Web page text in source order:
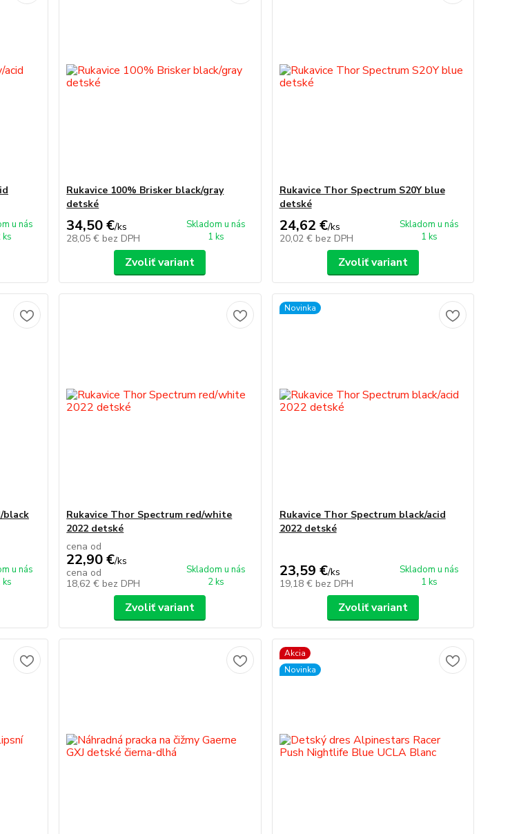
u nás
ks
Rukavice 100% Brisker black/gray
detské
34,50 €/ks
28,05 € bez DPH
Skladom u nás
1 ks
Zvoliť variant
Rukavice Thor Spectrum S20Y blue
detské
24,62 €/ks
20,02 € bez DPH
Skladom u nás
1 ks
Zvoliť variant
black
u nás
ks
Rukavice Thor Spectrum red/white
2022 detské
cena od
22,90 €/ks
cena od
18,62 € bez DPH
Skladom u nás
2 ks
Zvoliť variant
Novinka
Rukavice Thor Spectrum black/acid
2022 detské
23,59 €/ks
19,18 € bez DPH
Skladom u nás
1 ks
Zvoliť variant
Akcia
Novinka